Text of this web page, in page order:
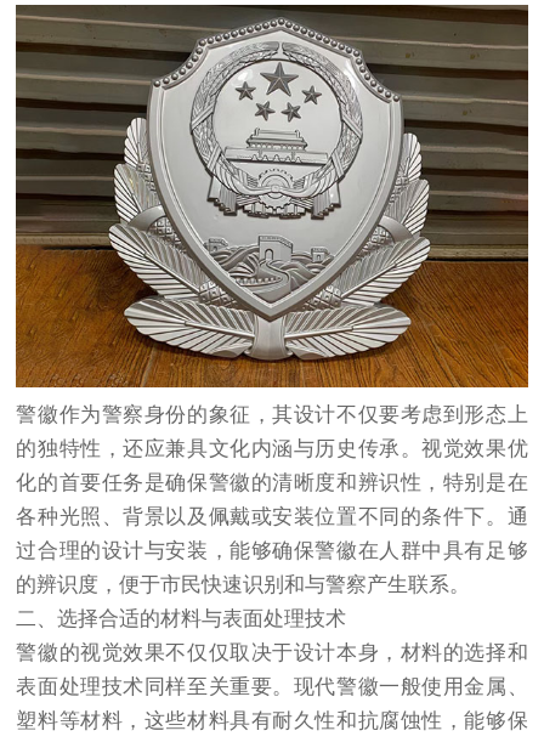
警徽作为警察身份的象征，其设计不仅要考虑到形态上
的独特性，还应兼具文化内涵与历史传承。视觉效果优
化的首要任务是确保警徽的清晰度和辨识性，特别是在
各种光照、背景以及佩戴或安装位置不同的条件下。通
过合理的设计与安装，能够确保警徽在人群中具有足够
的辨识度，便于市民快速识别和与警察产生联系。
二、选择合适的材料与表面处理技术
警徽的视觉效果不仅仅取决于设计本身，材料的选择和
表面处理技术同样至关重要。现代警徽一般使用金属、
塑料等材料，这些材料具有耐久性和抗腐蚀性，能够保